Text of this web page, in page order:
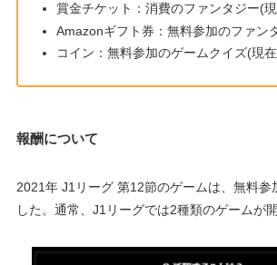
賞金チケット：消費のファンタジー(
Amazonギフト券：無料参加のファン
コイン：無料参加のゲームクイズ(現
報酬について
2021年 J1リーグ 第12節のゲームは、無料参
した。通常、J1リーグでは2種類のゲームが